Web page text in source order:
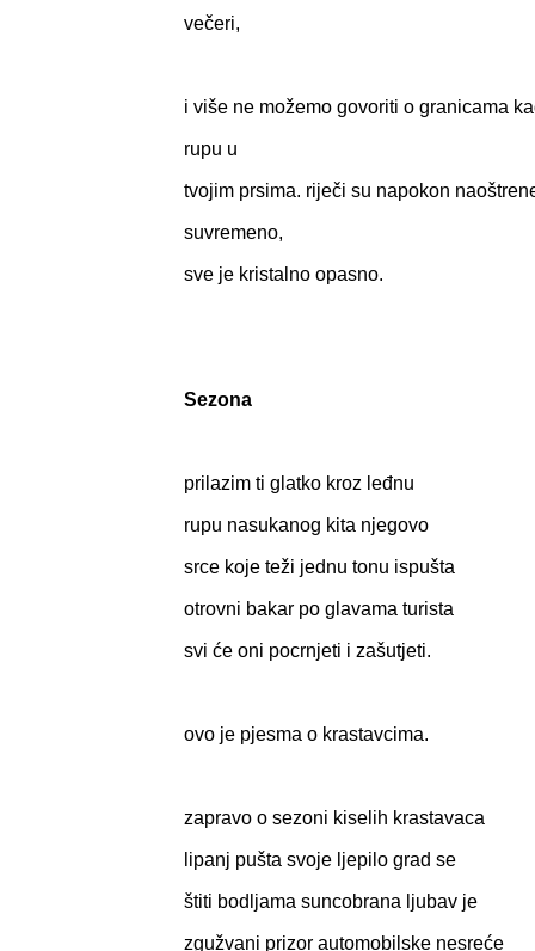
večeri,
i više ne možemo govoriti o granicama
rupu u
tvojim prsima. riječi su napokon
suvremeno,
sve je kristalno opasno.
Sezona
prilazim ti glatko kroz leđnu
rupu nasukanog kita njegovo
srce koje teži jednu tonu ispušta
otrovni bakar po glavama turista
svi će oni pocrnjeti i zašutjeti.
ovo je pjesma o krastavcima.
zapravo o sezoni kiselih krastavaca
lipanj pušta svoje ljepilo grad se
štiti bodljama suncobrana ljubav je
zgužvani prizor automobilske nesreće